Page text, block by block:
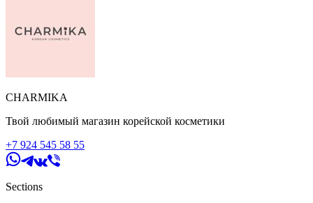
CHARMIKA
Твой любимый магазин корейской косметики
+7 924 545 58 55
Sections